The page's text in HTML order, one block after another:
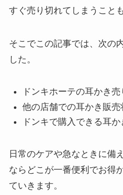
すぐ売り切れてしまうこと
そこでこの記事では、次の
した。
ドンキホーテの耳かき
他の店舗での耳かき販売
ドンキで購入できる耳
日常のケアや急なときに備
ならどこが一番便利でお得
ていきます。